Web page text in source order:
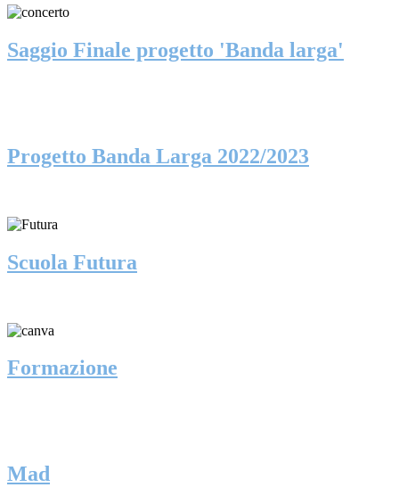
Saggio Finale progetto 'Banda larga'
Progetto Banda Larga 2022/2023
Scuola Futura
Formazione
Mad